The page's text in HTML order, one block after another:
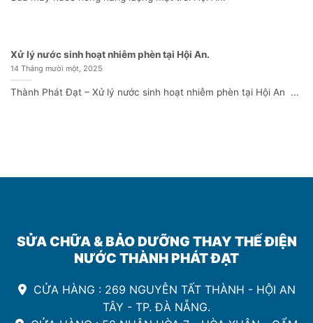
Xử lý nước sinh hoạt nhiễm phèn tại Hội An.
14 Tháng mười một, 2025
Thành Phát Đạt – Xử lý nước sinh hoạt nhiễm phèn tại Hội An ️ ...
SỬA CHỮA & BẢO DƯỠNG THAY THẾ ĐIỆN
NƯỚC THÀNH PHÁT ĐẠT
CỬA HÀNG : 269 NGUYỄN TẤT THÀNH - HỘI AN
TÂY - TP. ĐÀ NẴNG.